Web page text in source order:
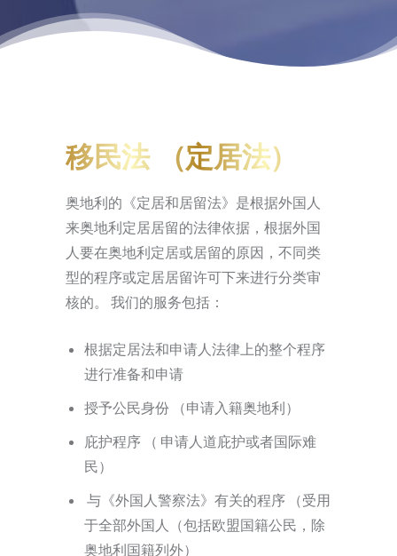
移民法 （定居法）
奥地利的《定居和居留法》是根据外国人
来奥地利定居居留的法律依据，根据外国
人要在奥地利定居或居留的原因，不同类
型的程序或定居居留许可下来进行分类审
核的。 我们的服务包括：
根据定居法和申请人法律上的整个程序
进行准备和申请
授予公民身份 （申请入籍奥地利）
庇护程序 （ 申请人道庇护或者国际难
民）
与《外国人警察法》有关的程序 （受用
于全部外国人（包括欧盟国籍公民，除
奥地利国籍列外）